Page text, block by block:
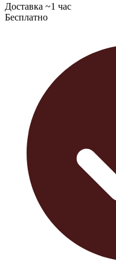
Доставка ~1 час
Бесплатно